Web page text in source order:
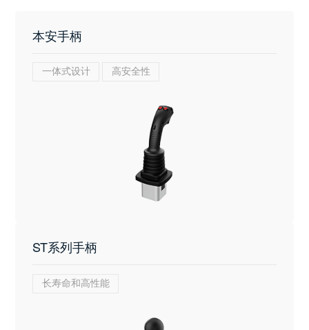
本安手柄
一体式设计 高安全性
ST系列手柄
长寿命和高性能